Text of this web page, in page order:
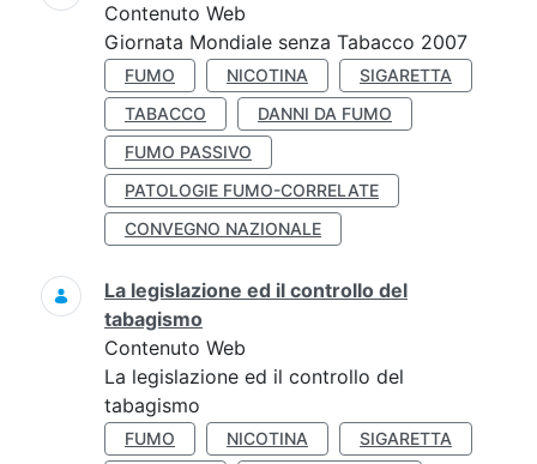
Contenuto Web
Giornata Mondiale senza Tabacco 2007
FUMO NICOTINA
SIGARETTA
TABACCO
DANNI DA FUMO
FUMO PASSIVO
PATOLOGIE FUMO-CORRELATE
CONVEGNO NAZIONALE
La legislazione ed il controllo del
tabagismo
Contenuto Web
La legislazione ed il controllo del
tabagismo
FUMO NICOTINA
SIGARETTA